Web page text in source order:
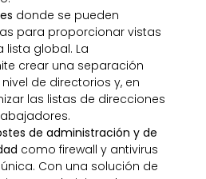
donde se pueden
para proporcionar vistas
lista global. La
crear una separación
de directorios y, en
las listas de direcciones
de administración y de
como firewall y antivirus
Con una solución de